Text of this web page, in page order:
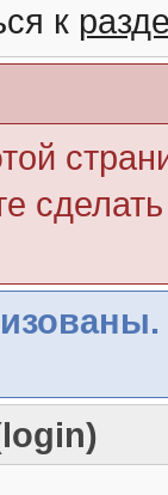
к